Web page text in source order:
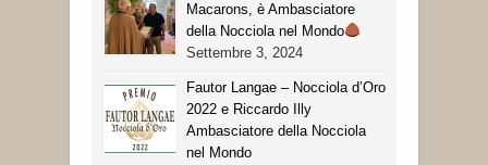
Macarons, è Ambasciatore
della Nocciola nel Mondo
Settembre 3, 2024
Fautor Langae – Nocciola d’Oro
2022 e Riccardo Illy
Ambasciatore della Nocciola
nel Mondo